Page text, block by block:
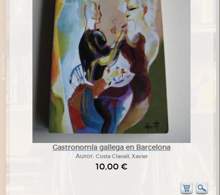
Gastronomía gallega en Barcelona
Autor: Costa Clavell, Xavier
10,00 €